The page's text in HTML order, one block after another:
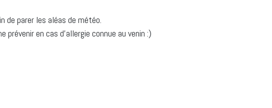
de parer les aléas de météo.
prévenir en cas d'allergie connue au venin :)